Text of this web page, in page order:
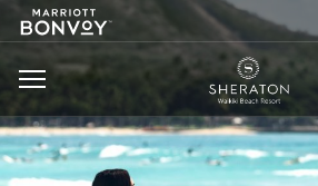
SKIP TO MAIN CONTENT
MARRIOTT
LOGO